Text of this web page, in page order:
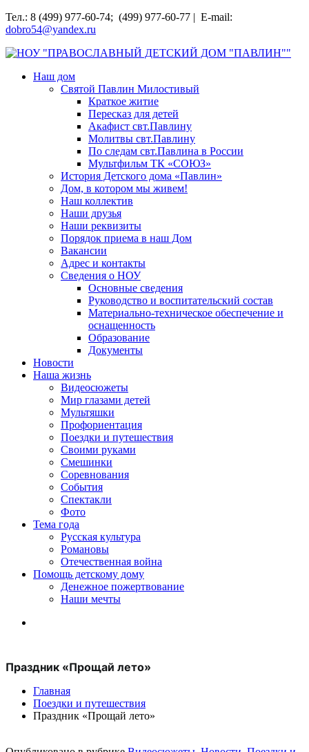
Перейти
к
Тел.: 8 (499) 977-60-74; (499) 977-60-77 | E-mail:
dobro54@yandex.ru
НОУ "ПРАВОСЛАВНЫЙ ДЕТСКИЙ ДОМ "ПАВЛИН""
Наш дом
Святой Павлин Милостивый
Краткое житие
Пересказ для детей
Акафист свт.Павлину
Молитвы свт.Павлину
По следам свт.Павлина в России
Мультфильм ТК «СОЮЗ»
История Детского дома «Павлин»
Дом, в котором мы живем!
Наш коллектив
Наши друзья
Наши реквизиты
Порядок приема в наш Дом
Вакансии
Адрес и контакты
Сведения о НОУ
Основные сведения
Руководство и воспитательский состав
Материально-техническое обеспечение и
оснащенность
Образование
Документы
Новости
Наша жизнь
Видеосюжеты
Мир глазами детей
Мультяшки
Профориентация
Поездки и путешествия
Своими руками
Смешинки
Соревнования
События
Спектакли
Фото
Тема года
Русская культура
Романовы
Отечественная война
Помощь детскому дому
Денежное пожертвование
Наши мечты
Праздник «Прощай лето»
Главная
Поездки и путешествия
Праздник «Прощай лето»